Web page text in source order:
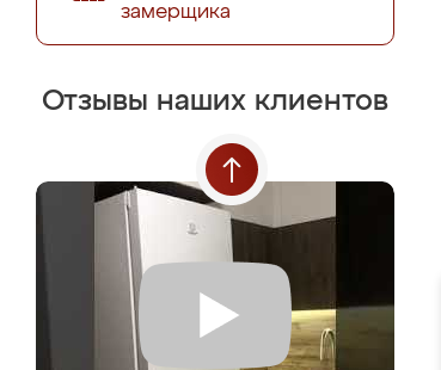
замерщика
Отзывы наших клиентов